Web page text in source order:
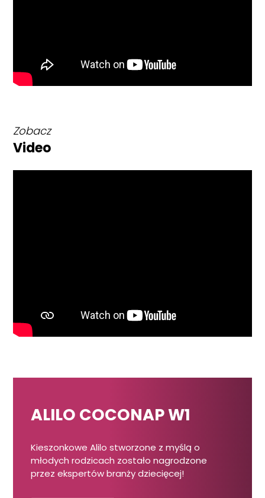
Zobacz
Video
ALILO COCONAP W1
Kieszonkowe Alilo stworzone z myślą o
młodych rodzicach zostało nagrodzone
przez ekspertów branży dziecięcej!